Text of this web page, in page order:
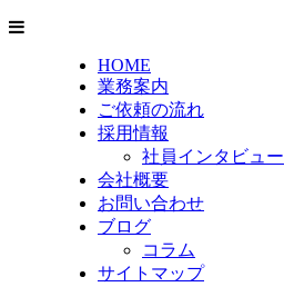
HOME
業務案内
ご依頼の流れ
採用情報
社員インタビュー
会社概要
お問い合わせ
ブログ
コラム
サイトマップ